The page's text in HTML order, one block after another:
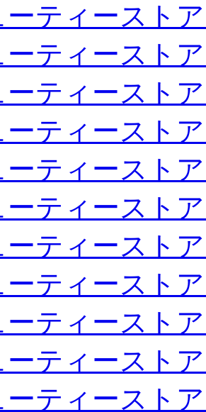
ーティースト
ーティースト
ーティースト
ーティースト
ーティースト
ーティースト
ーティースト
ーティースト
ーティースト
ーティースト
ーティースト